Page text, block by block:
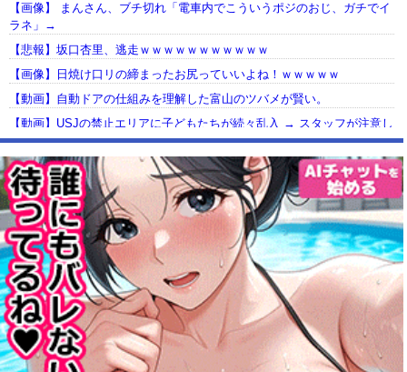
【画像】 まんさん、ブチ切れ「電車内でこういうポジのおじ、ガチでイ
ラネ」→
【悲報】坂口杏里、逃走ｗｗｗｗｗｗｗｗｗｗｗ
【画像】日焼け口リの締まったお尻っていいよね！ｗｗｗｗｗ
【動画】自動ドアの仕組みを理解した富山のツバメが賢い。
【動画】USJの禁止エリアに子どもたちが続々乱入 → スタッフが注意し
ても止まらない事態に
Powered by livedoor 相互RSS